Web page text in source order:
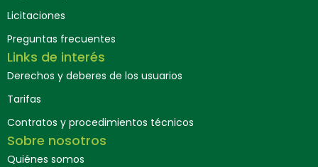
Licitaciones
Preguntas frecuentes
Links de interés
Derechos y deberes de los usuarios
Tarifas
Contratos y procedimientos técnicos
Sobre nosotros
Quiénes somos